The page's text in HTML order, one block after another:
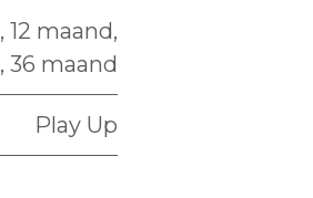
, 12 maand,
, 36 maand
Play Up